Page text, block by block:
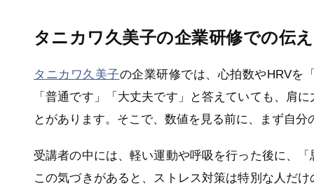
タニカワ久美子の企業研修での伝
タニカワ久美子の企業研修では、心拍数やHRVを
「普通です」「大丈夫です」と答えていても、肩
とがあります。そこで、数値を見る前に、まず自
受講者の中には、軽い運動や呼吸を行った後に、
この気づきがあると、ストレス対策は特別な人だ